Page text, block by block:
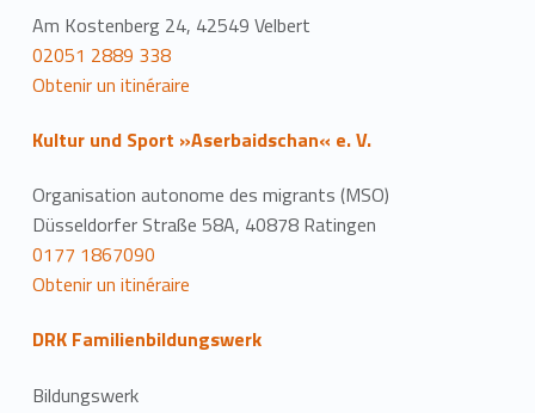
Am Kostenberg 24, 42549 Velbert
02051 2889 338
Obtenir un itinéraire
Kultur und Sport »Aserbaidschan« e. V.
Organisation autonome des migrants (MSO)
Düsseldorfer Straße 58A, 40878 Ratingen
0177 1867090
Obtenir un itinéraire
DRK Familienbildungswerk
Bildungswerk